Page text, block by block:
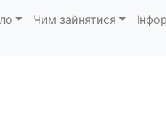
Чим зайнятися